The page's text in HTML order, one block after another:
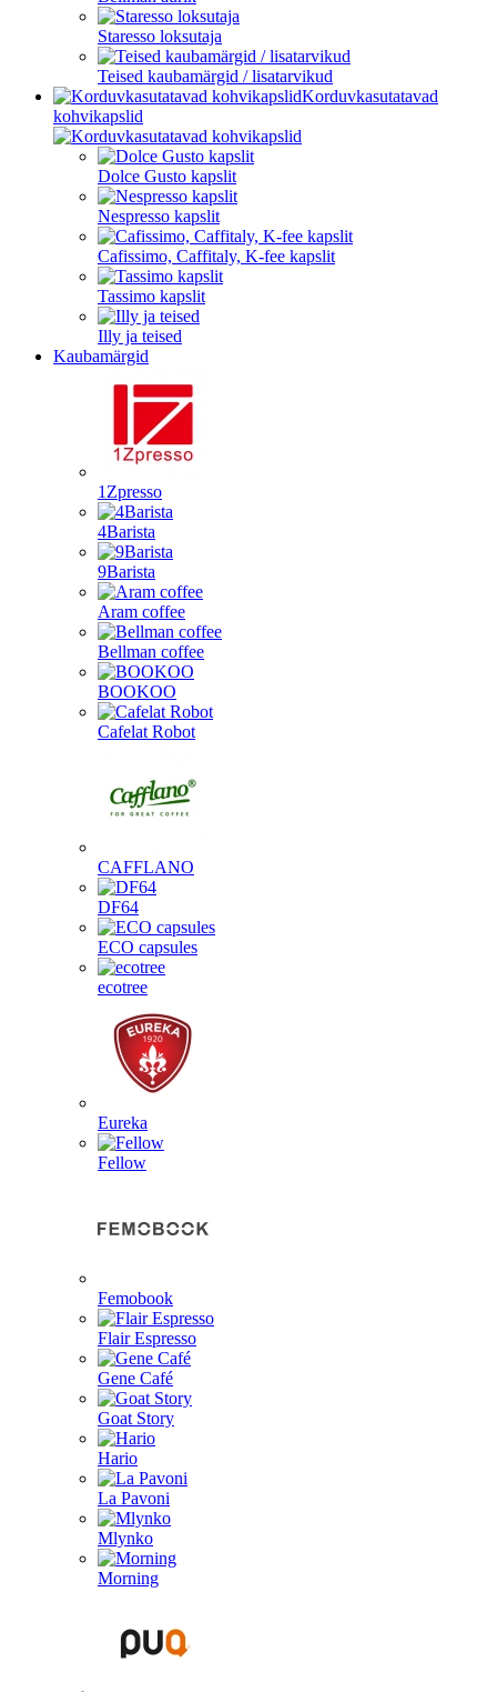
Staresso loksutaja
Teised kaubamärgid / lisatarvikud
Korduvkasutatavad
kohvikapslid
Dolce Gusto kapslit
Nespresso kapslit
Cafissimo, Caffitaly, K-fee kapslit
Tassimo kapslit
Illy ja teised
Kaubamärgid
1Zpresso
4Barista
9Barista
Aram coffee
Bellman coffee
BOOKOO
Cafelat Robot
CAFFLANO
DF64
ECO capsules
ecotree
Eureka
Fellow
Femobook
Flair Espresso
Gene Café
Goat Story
Hario
La Pavoni
Mlynko
Morning